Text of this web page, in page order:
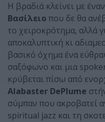
H βραδιά κλείνει με
Βασίλειο που δε θα
το χειροκρότημα, αλλά
αποκαλυπτική κι
βασικό όχημα ένα
σαξόφωνο και μια
κρύβεται πίσω από
Alabaster DePlume
σύμπαν που ακροβατεί
spiritual jazz και τη